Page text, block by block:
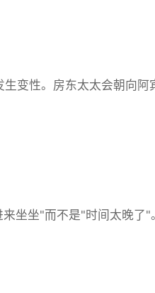
变性。房东太太会朝向
坐坐"而不是"时间太晚了